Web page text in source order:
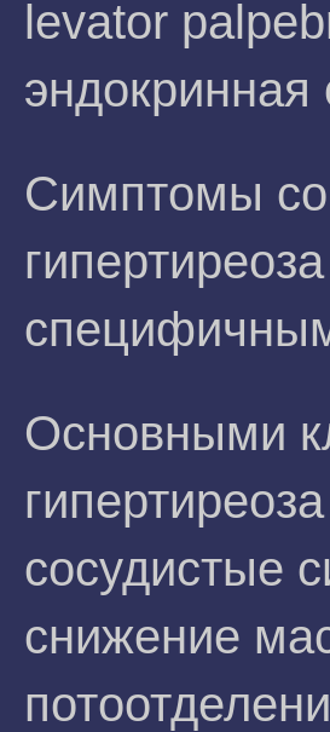
levator
Симптомы со
Основными
сосудистые
снижение